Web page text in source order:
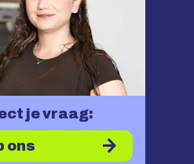
je vraag:
ons